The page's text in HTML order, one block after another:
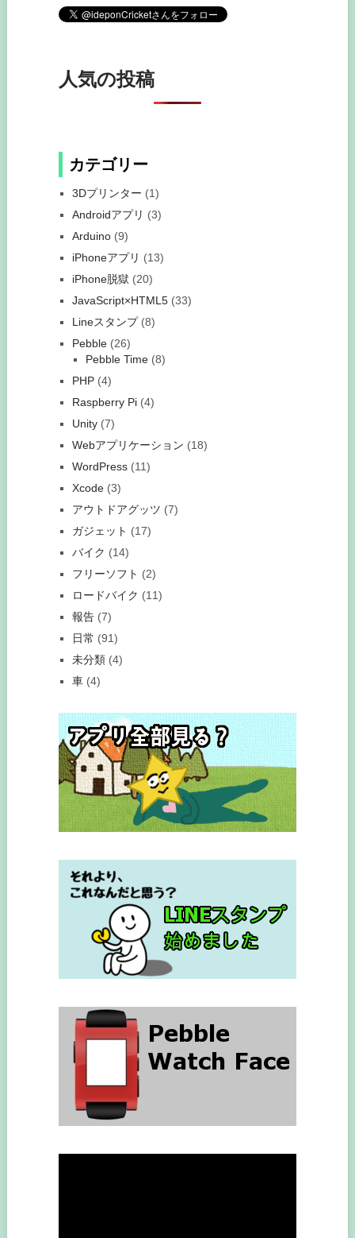
人気の投稿
カテゴリー
3Dプリンター (1)
Androidアプリ (3)
Arduino(9)
iPhoneアプリ (13)
iPhone脱獄 (20)
JavaScript×HTML5(33)
Lineスタンプ(8)
Pebble(26)
Pebble Time(8)
PHP(4)
Raspberry Pi(4)
Unity(7)
Webアプリケーション (18)
WordPress(11)
Xcode(3)
アウトドアグッツ (7)
ガジェット (17)
バイク (14)
フリーソフト (2)
ロードバイク (11)
報告(7)
日常 (91)
未分類(4)
車(4)